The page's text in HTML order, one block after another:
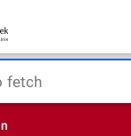
fetch